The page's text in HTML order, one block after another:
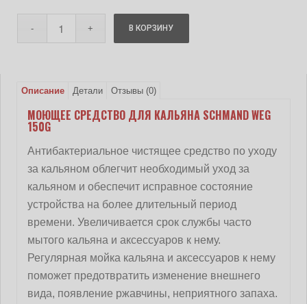
В КОРЗИНУ
Описание Детали Отзывы (0)
МОЮЩЕЕ СРЕДСТВО ДЛЯ КАЛЬЯНА SCHMAND WEG
150G
Антибактериальное чистящее средство по уходу
за кальяном облегчит необходимый уход за
кальяном и обеспечит исправное состояние
устройства на более длительный период
времени. Увеличивается срок службы часто
мытого кальяна и аксессуаров к нему.
Регулярная мойка кальяна и аксессуаров к нему
поможет предотвратить изменение внешнего
вида, появление ржавчины, неприятного запаха.